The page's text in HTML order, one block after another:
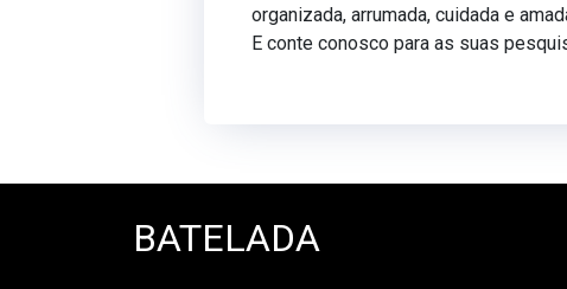
organizada, arrumada, cuidada e
E conte conosco para as suas
BATELADA